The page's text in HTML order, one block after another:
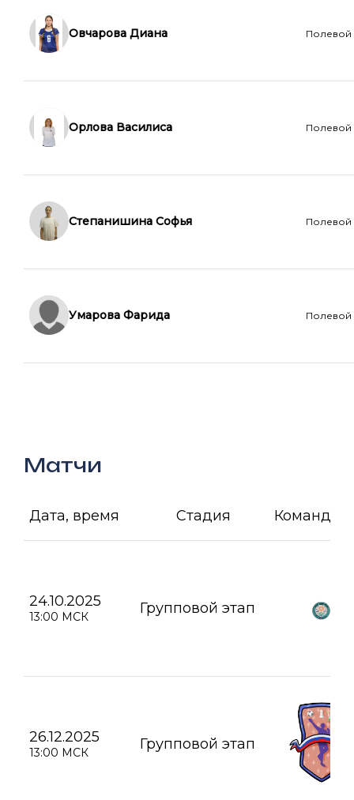
Овчарова Диана Полевой
Орлова Василиса Полевой
Степанишина Софья Полевой
Умарова Фарида Полевой
Матчи
Дата, время Стадия Команда А
24.10.2025
13:00 МСК Групповой этап
26.12.2025
13:00 МСК Групповой этап